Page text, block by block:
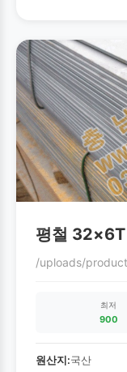
평철 32×6T
/uploads/
최저
900
원산지:국산